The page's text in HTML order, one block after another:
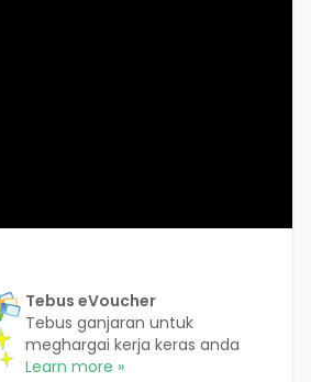
Tebus eVoucher
Tebus ganjaran untuk
meghargai kerja keras anda
Learn more »